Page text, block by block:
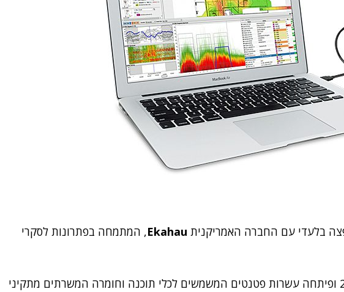
בלעדי עם החברה האמריקנית Ekahau, המתמחה בפתרונות לסקרי
Ekahau נוסדה בשנת 2000 ופיתחה עשרות פטנטים המשמשים לכלי תוכנה וחומרה המשרתים מתקיני